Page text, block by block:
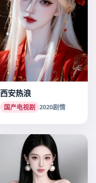
西安热浪
国产电视剧 2020剧情